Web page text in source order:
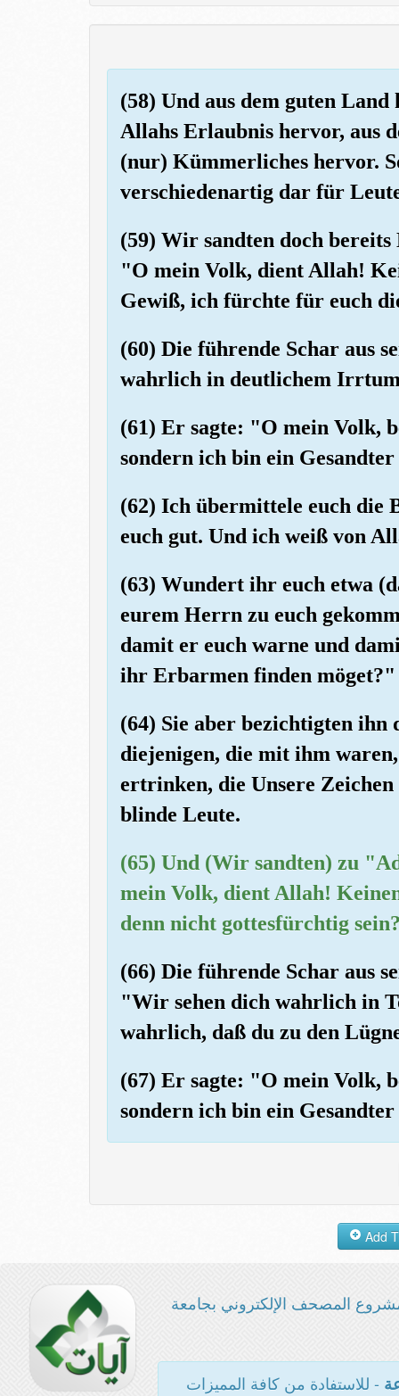
(58) Und aus dem guten
Allahs Erlaubnis hervor, aus
(nur) Kümmerliches hervor.
verschiedenartig dar für
(59) Wir sandten doch
"O mein Volk, dient Allah!
Gewiß, ich fürchte für euch
(60) Die führende Schar aus
wahrlich in deutlichem
(61) Er sagte: "O mein Volk,
sondern ich bin ein
(62) Ich übermittele euch die
euch gut. Und ich weiß von
(63) Wundert ihr euch etwa
eurem Herrn zu euch
damit er euch warne und
ihr Erbarmen finden möget?"
(64) Sie aber bezichtigten
diejenigen, die mit ihm
ertrinken, die Unsere
blinde Leute.
(65) Und (Wir sandten) zu
mein Volk, dient Allah!
denn nicht gottesfürchtig
(66) Die führende Schar aus
"Wir sehen dich wahrlich in
wahrlich, daß du zu den
(67) Er sagte: "O mein Volk,
sondern ich bin ein
المصحف الإلكتروني بجامعة
- للاستفادة من كافة المميزات